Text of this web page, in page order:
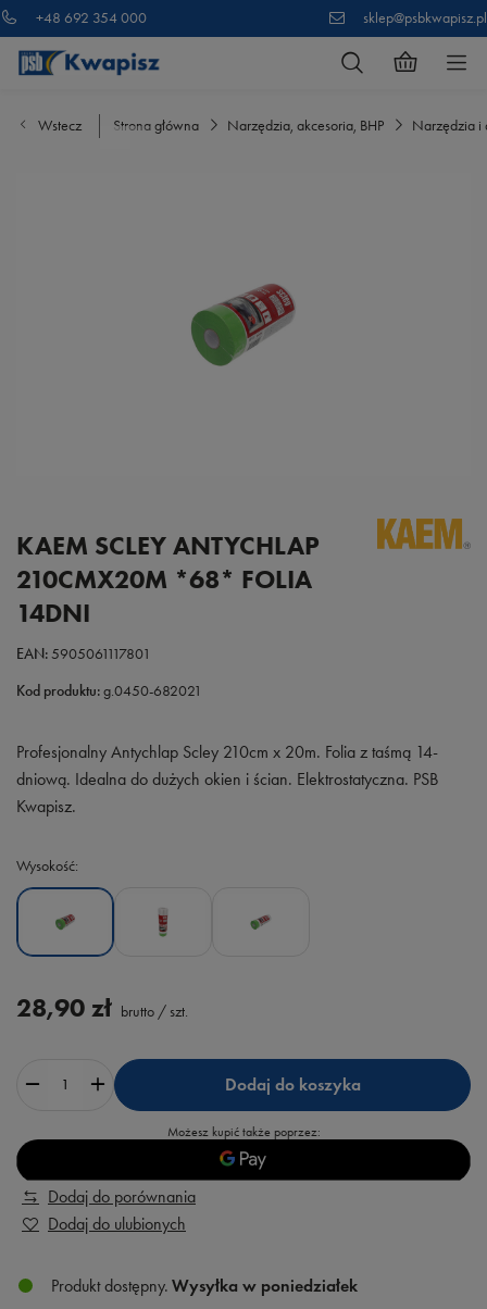
+48 692 354 000 sklep@psbkwapisz.pl
Wstecz Strona główna Narzędzia, akcesoria, BHP Narzędzia i
KAEM SCLEY ANTYCHLAP
210CMX20M *68* FOLIA
14DNI
EAN:5905061117801
Kod produktu:g.0450-682021
Profesjonalny Antychlap Scley 210cm x 20m. Folia z taśmą 14-
dniową. Idealna do dużych okien i ścian. Elektrostatyczna. PSB
Kwapisz.
Wysokość
28,90 zł brutto / szt.
Dodaj do koszyka
Możesz kupić także poprzez:
Dodaj do porównania
Dodaj do ulubionych
Produkt dostępny Wysyłka w poniedziałek